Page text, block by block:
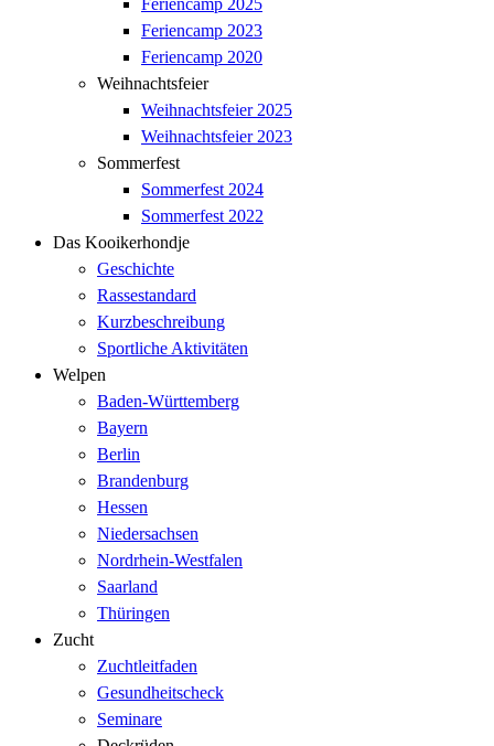
Feriencamp 2025
Feriencamp 2023
Feriencamp 2020
Weihnachtsfeier
Weihnachtsfeier 2025
Weihnachtsfeier 2023
Sommerfest
Sommerfest 2024
Sommerfest 2022
Das Kooikerhondje
Geschichte
Rassestandard
Kurzbeschreibung
Sportliche Aktivitäten
Welpen
Baden-Württemberg
Bayern
Berlin
Brandenburg
Hessen
Niedersachsen
Nordrhein-Westfalen
Saarland
Thüringen
Zucht
Zuchtleitfaden
Gesundheitscheck
Seminare